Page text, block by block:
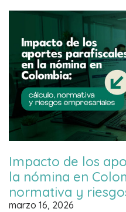
Impacto de los
la nómina en
normativa y
marzo 16, 2026